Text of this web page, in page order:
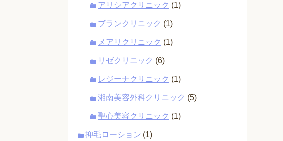
アリシアクリニック (1)
ブランクリニック (1)
メアリクリニック (1)
リゼクリニック (6)
レジーナクリニック (1)
湘南美容外科クリニック (5)
聖心美容クリニック (1)
抑毛ローション (1)